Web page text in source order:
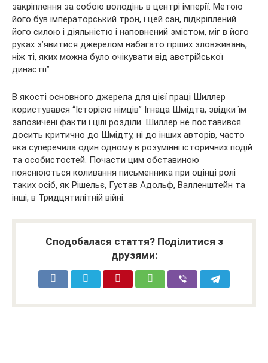
закріплення за собою володінь в центрі імперії. Метою
його був імператорський трон, і цей сан, підкріплений
його силою і діяльністю і наповнений змістом, міг в його
руках з’явитися джерелом набагато гірших зловживань,
ніж ті, яких можна було очікувати від австрійської
династії”
В якості основного джерела для цієї праці Шиллер
користувався “Історією німців” Ігнаца Шмідта, звідки їм
запозичені факти і цілі розділи. Шиллер не поставився
досить критично до Шмідту, ні до інших авторів, часто
яка суперечила один одному в розумінні історичних подій
та особистостей. Почасти цим обставиною
пояснюються коливання письменника при оцінці ролі
таких осіб, як Рішельє, Густав Адольф, Валленштейн та
інші, в Тридцятилітній війні.
Сподобалася стаття? Поділитися з
друзями: